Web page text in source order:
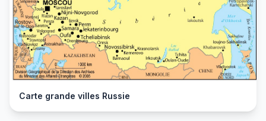
Carte grande villes Russie